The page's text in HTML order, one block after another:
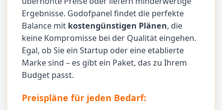
Ergebnisse. Godofpanel findet die perfekte
Balance mit kostengünstigen Plänen, die
keine Kompromisse bei der Qualität eingehen.
Egal, ob Sie ein Startup oder eine etablierte
Marke sind – es gibt ein Paket, das zu Ihrem
Budget passt.
Preispläne für jeden Bedarf: